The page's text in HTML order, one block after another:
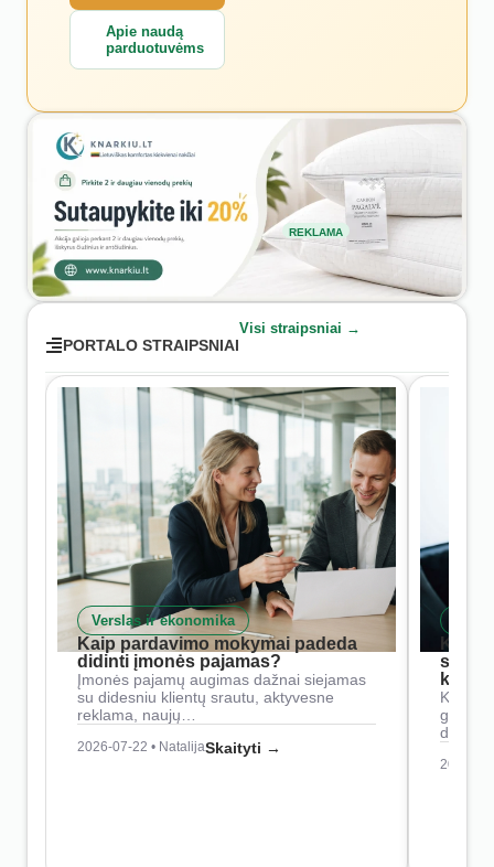
Apie naudą
parduotuvėms
REKLAMA
PORTALO STRAIPSNIAI
Visi straipsniai →
Verslas ir ekonomika
Kaip pardavimo mokymai padeda
didinti įmonės pajamas?
Įmonės pajamų augimas dažnai siejamas
su didesniu klientų srautu, aktyvesne
reklama, naujų…
2026-07-22 • NatalijaSkaityti →
Kaip
2026-